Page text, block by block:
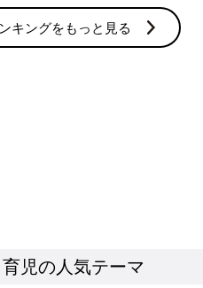
キングをもっと見る
児の人気テーマ